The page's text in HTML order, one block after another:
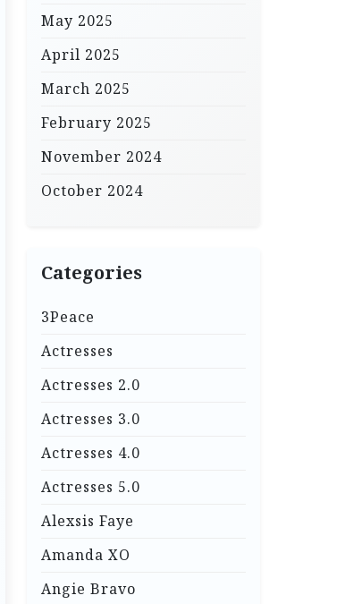
May 2025
April 2025
March 2025
February 2025
November 2024
October 2024
Categories
3Peace
Actresses
Actresses 2.0
Actresses 3.0
Actresses 4.0
Actresses 5.0
Alexsis Faye
Amanda XO
Angie Bravo